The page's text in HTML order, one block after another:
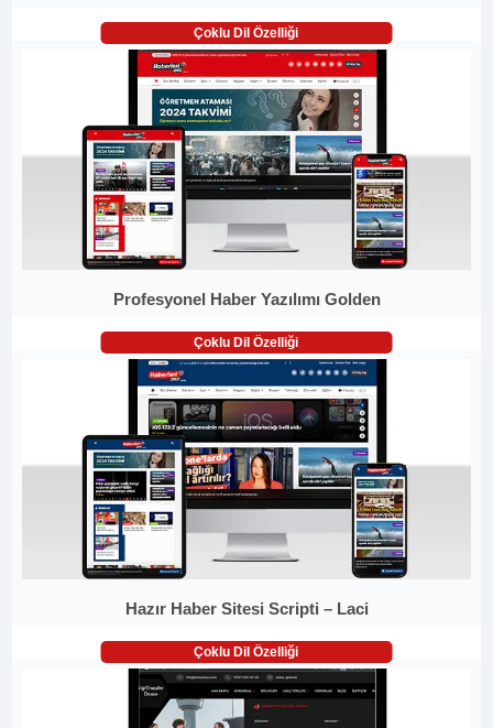
Çoklu Dil Özelliği
Profesyonel Haber Yazılımı Golden
Çoklu Dil Özelliği
Hazır Haber Sitesi Scripti – Laci
Çoklu Dil Özelliği